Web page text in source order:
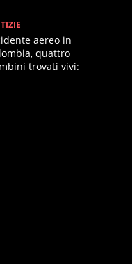
aereo in
quattro
trovati vivi: